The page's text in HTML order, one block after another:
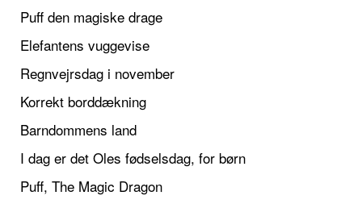
Puff den magiske drage
Elefantens vuggevise
Regnvejrsdag i november
Korrekt borddækning
Barndommens land
I dag er det Oles fødselsdag, for børn
Puff, The Magic Dragon